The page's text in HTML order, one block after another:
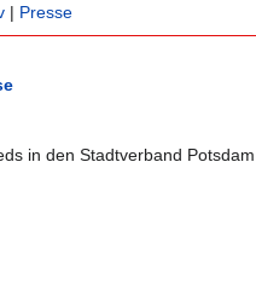
| Presse
in den Stadtverband Potsdam